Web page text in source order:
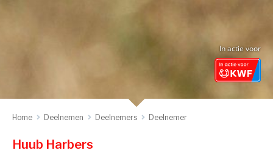
In actie voor
Home Deelnemen Deelnemers Deelnemer
Huub Harbers